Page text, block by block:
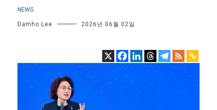
NEWS
Damho Lee 2026년 06월 02일